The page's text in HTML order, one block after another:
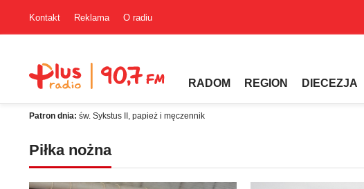
Kontakt Reklama O radiu
RADOM REGION DIECEZJA
Patron dnia: św. Sykstus II, papież i męczennik
Piłka nożna